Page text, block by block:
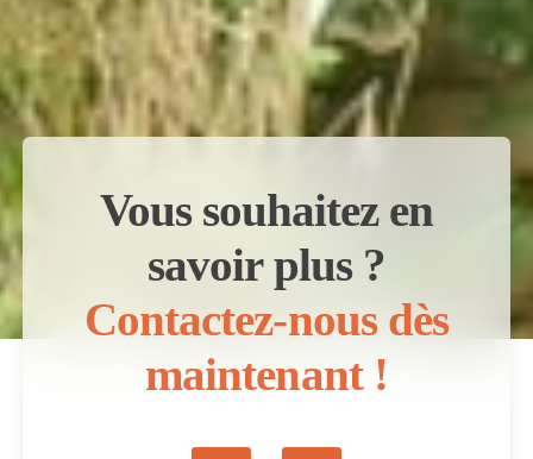
Vous souhaitez en
savoir plus ?
Contactez-nous dès
maintenant !